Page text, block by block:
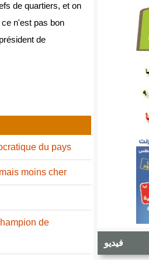
فيديو
de quartiers, et on
n'est pas bon
de
du pays
moins cher
de